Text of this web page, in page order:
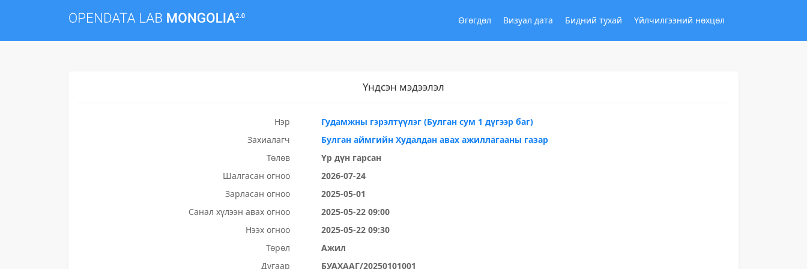
Өгөгдөл Визуал дата Бидний тухай Үйлчилгээний нөхцөл
Үндсэн мэдээлэл
Нэр
Гудамжны гэрэлтүүлэг (Булган сум 1 дүгээр баг)
Захиалагч
Булган аймгийн Худалдан авах ажиллагааны газар
Төлөв
Үр дүн гарсан
Шалгасан огноо
2026-07-24
Зарласан огноо
2025-05-01
Санал хүлээн авах огноо
2025-05-22 09:00
Нээх огноо
2025-05-22 09:30
Төрөл
Ажил
Дугаар
БУАХААГ/20250101001